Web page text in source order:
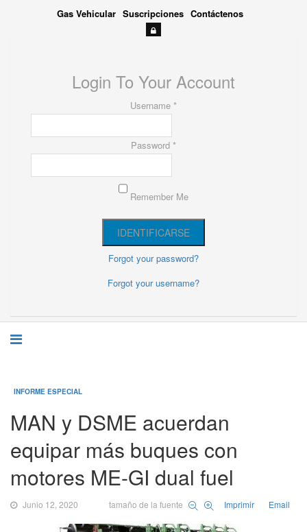
Gas Vehicular Suscripciones Contáctenos
Login To Your Account
Username *
Password *
Remember Me
Forgot your password?
Forgot your username?
INFORME ESPECIAL
MAN y DSME acuerdan
equipar más buques con
motores ME-GI dual fuel
Junio 12, 2020 tamaño de la fuente Imprimir Email